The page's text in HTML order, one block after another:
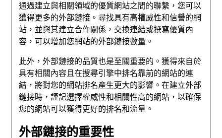
通過建立與相關領域的優質網站之間的聯繫，您可以
獲得更多的外部鏈接。尋找具有高權威性和信譽的網
站，並與其建立合作關係，交換連結或撰寫優質內
容，可以增加您網站的外部鏈接數量。
此外，外部鏈接的品質也是至關重要的。獲得來自於
具有相關內容且在搜尋引擎中排名靠前的網站的連
結，將對您的網站排名產生更大的影響。在建立外部
鏈接時，謹記選擇權威性和相關性高的網站，以確保
您的網站可以獲得更好的排名和流量。
外部鏈接的重要性